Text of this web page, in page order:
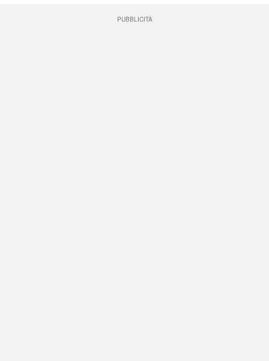
PUBBLICITÀ